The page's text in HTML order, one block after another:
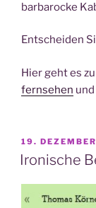
barbarocke
Entscheiden
Hier geht es
fernsehen und
AM
19.
Ironische